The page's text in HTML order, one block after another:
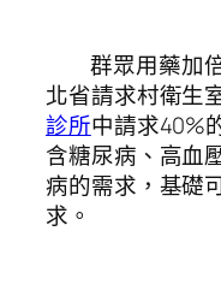
群眾用藥加
北省請求村衛生
診所中請求40%
含糖尿病、高血
病的需求，基礎
求。